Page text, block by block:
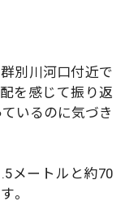
別川河口付近で
を感じて振り返
いるのに気づき
メートルと約70
。